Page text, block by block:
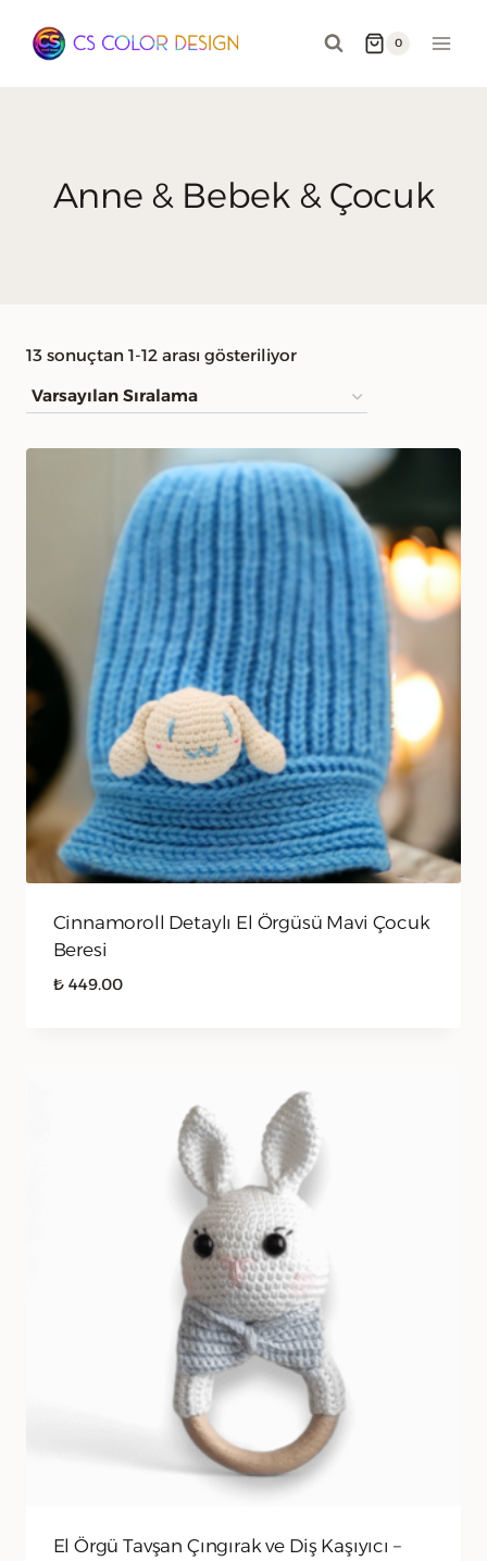
0
Anne & Bebek & Çocuk
13 sonuçtan 1-12 arası gösteriliyor
Cinnamoroll Detaylı El Örgüsü Mavi Çocuk
Beresi
₺449.00
El Örgü Tavşan Çıngırak ve Diş Kaşıyıcı –